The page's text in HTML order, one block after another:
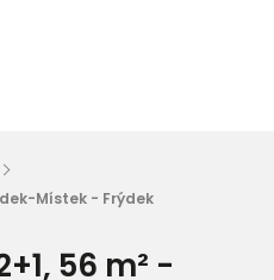
Místek - Frýdek
56 m² -